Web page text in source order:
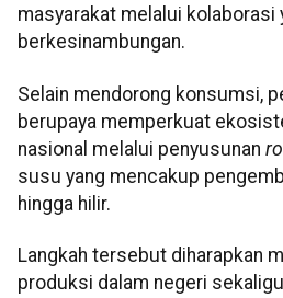
masyarakat melalui kolaborasi
berkesinambungan.
Selain mendorong konsumsi,
berupaya memperkuat
nasional melalui penyusunan
susu yang mencakup
hingga hilir.
Langkah tersebut diharapkan
produksi dalam negeri